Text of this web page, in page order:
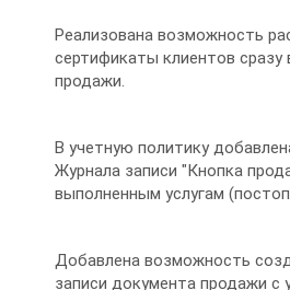
Реализована возможность
сертификаты клиентов сразу
продажи.
В учетную политику
Журнала записи "Кнопка
выполненным услугам
Добавлена возможность
записи документа продажи с